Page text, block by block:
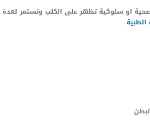
او سلوكية تظهر على الكلب وتستمر لعدة
الطبية.